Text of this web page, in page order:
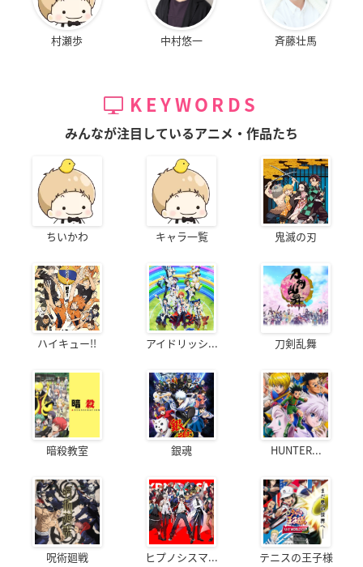
村瀬歩 中村悠一 斉藤壮馬
KEYWORDS
みんなが注目しているアニメ・作品たち
ちいかわ キャラ一覧 鬼滅の刃
ハイキュー!! アイドリッシ... 刀剣乱舞
暗殺教室 銀魂 HUNTER...
呪術廻戦 ヒプノシスマ... テニスの王子様